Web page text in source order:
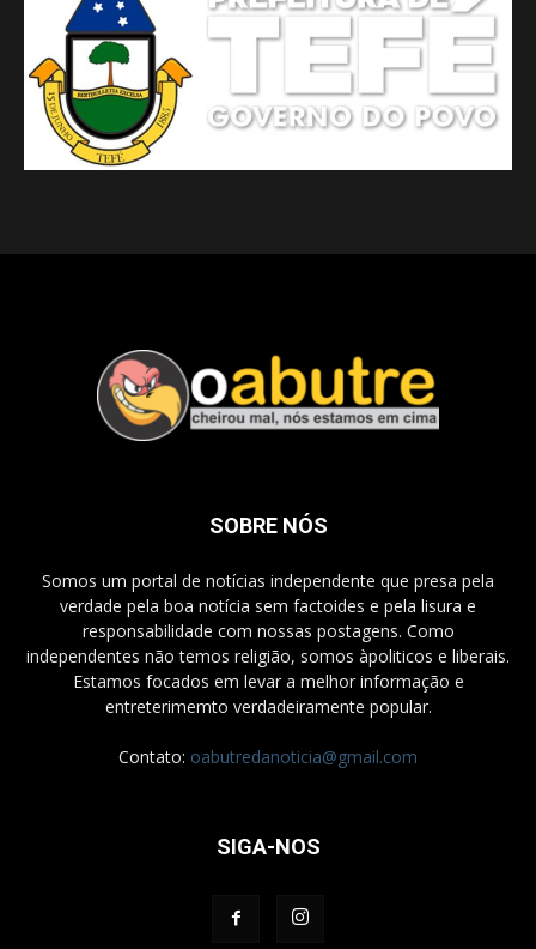
SOBRE NÓS
Somos um portal de notícias independente que presa pela
verdade pela boa notícia sem factoides e pela lisura e
responsabilidade com nossas postagens. Como
independentes não temos religião, somos àpoliticos e liberais.
Estamos focados em levar a melhor informação e
entreterimemto verdadeiramente popular.
Contato: oabutredanoticia@gmail.com
SIGA-NOS